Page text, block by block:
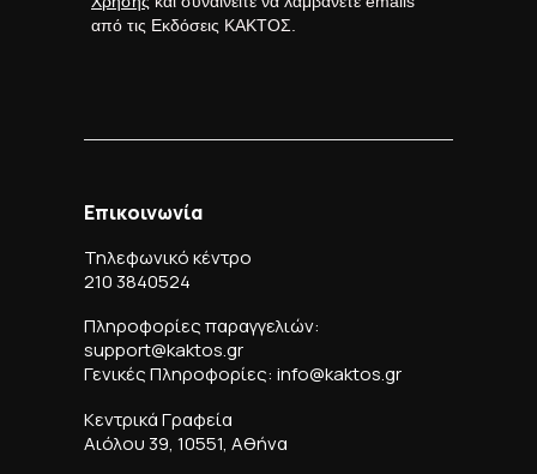
από τις Εκδόσεις ΚΑΚΤΟΣ.
Επικοινωνία
Τηλεφωνικό κέντρο
210 3840524
Πληροφορίες παραγγελιών:
support@kaktos.gr
Γενικές Πληροφορίες: info@kaktos.gr
Κεντρικά Γραφεία
Αιόλου 39, 10551, Αθήνα